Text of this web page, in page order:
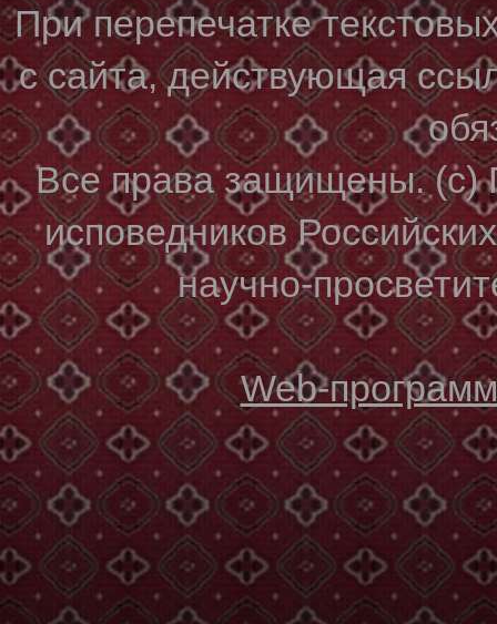
При перепечатке
с сайта, действующая
Все права защищены. (с)
исповедников
научно-
Web-